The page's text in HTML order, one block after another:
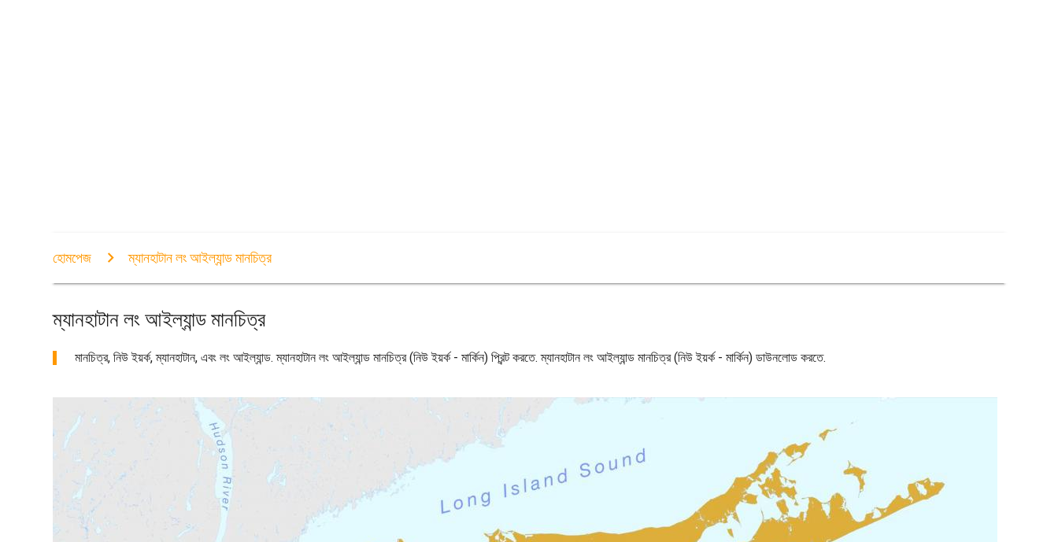
হোমপেজ ম্যানহাটান লং আইল্যান্ড মানচিত্র
ম্যানহাটান লং আইল্যান্ড মানচিত্র
মানচিত্র, নিউ ইয়র্ক, ম্যানহাটান, এবং লং আইল্যান্ড. ম্যানহাটান লং আইল্যান্ড মানচিত্র (নিউ ইয়র্ক - মার্কিন) প্রিন্ট করতে. ম্যানহাটান লং আইল্যান্ড মানচিত্র (নিউ ইয়র্ক - মার্কিন) ডাউনলোড করতে.